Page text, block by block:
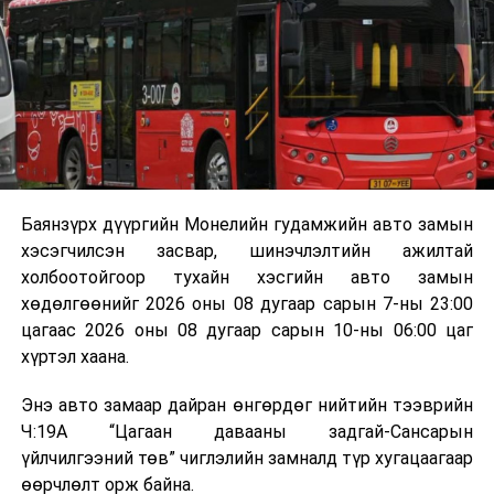
мэдээллээ.
байгууламжаас гардаг лагийг байгаль орчинд аюулгүй
аргаар боловсруулж, эзлэхүүнийг эрс бууруулах
зориулалттай. Лагийг өндөр температурт шатааснаар
эзлэхүүн нь 90 хүртэл хувиар буурч, бактери, вирус
болон бусад өвчин үүсгэгч бичил биетнийг устгах
боломжтой.
Түүнчлэн шаталтын явцад үүсэх дулааныг цахилгаан
болон дулааны эрчим хүч үйлдвэрлэхэд ашиглаж
болдог. Зарим технологийн хувьд шаталтын дараа
үлдэх үнснээс фосфор зэрэг ашигт эрдсийг сэргээн
авах боломжтой аж.
байна. Тухайлбал, Германд лаг шатаах үйлдвэрээс
гарсан үнснээс фосфор сэргээн авах технологи
ашигладаг бол Нидерландад төвлөрсөн лаг
боловсруулах үйлдвэрүүдээр дулаан, цахилгаан
Баянзүрх дүүргийн Монелийн гудамжийн авто замын
хэсэгчилсэн засвар, шинэчлэлтийн ажилтай
холбоотойгоор тухайн хэсгийн авто замын
хөдөлгөөнийг 2026 оны 08 дугаар сарын 7-ны 23:00
цагаас 2026 оны 08 дугаар сарын 10-ны 06:00 цаг
хүртэл хаана.
Энэ авто замаар дайран өнгөрдөг нийтийн тээврийн
Ч:19А “Цагаан давааны задгай-Сансарын
үйлчилгээний төв” чиглэлийн замналд түр хугацаагаар
өөрчлөлт орж байна.